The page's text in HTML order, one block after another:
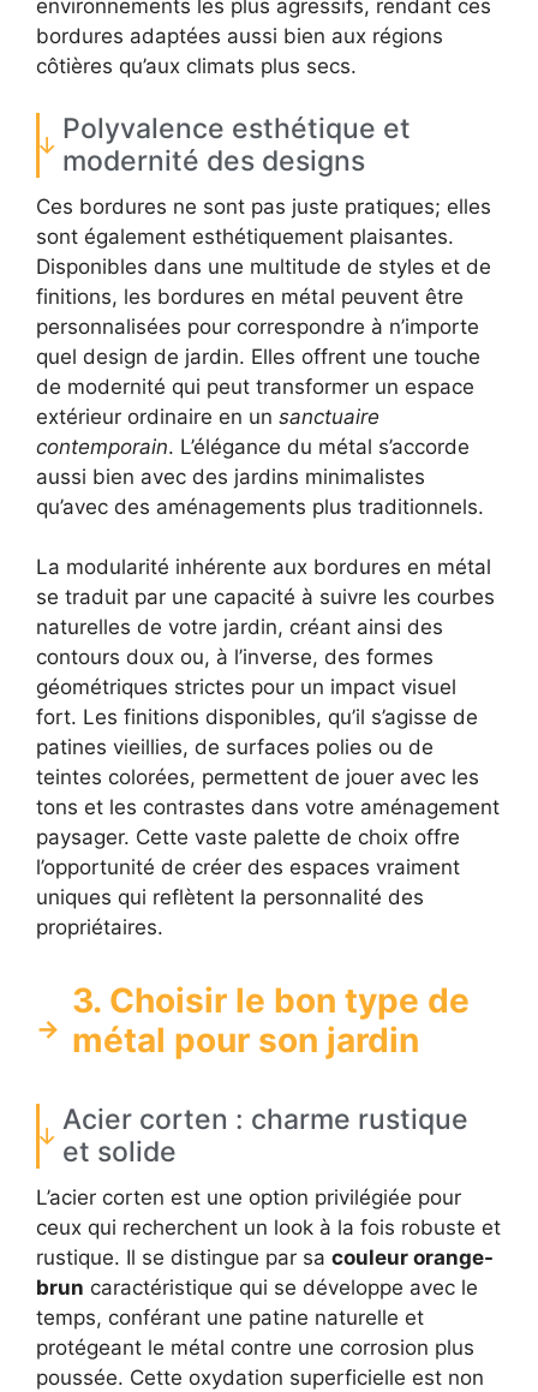
environnements les plus agressifs, rendant ces
bordures adaptées aussi bien aux régions
côtières qu’aux climats plus secs.
Polyvalence esthétique et
modernité des designs
Ces bordures ne sont pas juste pratiques; elles
sont également esthétiquement plaisantes.
Disponibles dans une multitude de styles et de
finitions, les bordures en métal peuvent être
personnalisées pour correspondre à n’importe
quel design de jardin. Elles offrent une touche
de modernité qui peut transformer un espace
extérieur ordinaire en un sanctuaire
contemporain. L’élégance du métal s’accorde
aussi bien avec des jardins minimalistes
qu’avec des aménagements plus traditionnels.
La modularité inhérente aux bordures en métal
se traduit par une capacité à suivre les courbes
naturelles de votre jardin, créant ainsi des
contours doux ou, à l’inverse, des formes
géométriques strictes pour un impact visuel
fort. Les finitions disponibles, qu’il s’agisse de
patines vieillies, de surfaces polies ou de
teintes colorées, permettent de jouer avec les
tons et les contrastes dans votre aménagement
paysager. Cette vaste palette de choix offre
l’opportunité de créer des espaces vraiment
uniques qui reflètent la personnalité des
propriétaires.
3. Choisir le bon type de
métal pour son jardin
Acier corten : charme rustique
et solide
L’acier corten est une option privilégiée pour
ceux qui recherchent un look à la fois robuste et
rustique. Il se distingue par sa couleur orange-
brun caractéristique qui se développe avec le
temps, conférant une patine naturelle et
protégeant le métal contre une corrosion plus
poussée. Cette oxydation superficielle est non